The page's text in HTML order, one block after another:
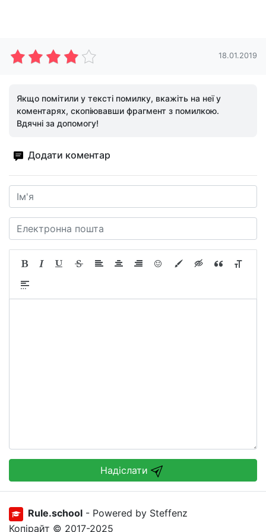
18.01.2019
Якщо помітили у тексті помилку, вкажіть на неї у
коментарях, скопіювавши фрагмент з помилкою.
Вдячні за допомогу!
Додати коментар
Надіслати
Rule.school - Powered by Steffenz
Копірайт © 2017-2025